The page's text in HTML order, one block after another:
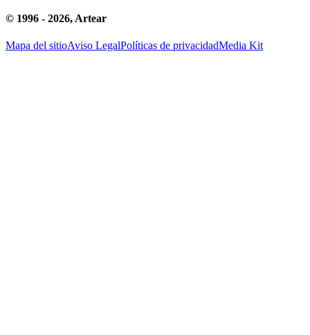
© 1996 - 2026, Artear
Mapa del sitioAviso LegalPolíticas de privacidadMedia Kit